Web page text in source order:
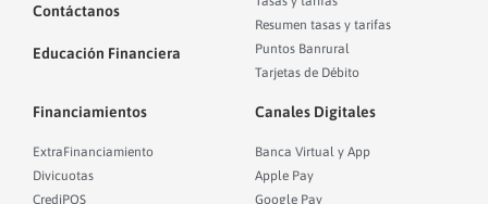
Contáctanos
Educación Financiera
Resumen tasas y tarifas
Puntos Banrural
Tarjetas de Débito
Financiamientos
ExtraFinanciamiento
Divicuotas
CrediPOS
Canales Digitales
Banca Virtual y App
Apple Pay
Google Pay